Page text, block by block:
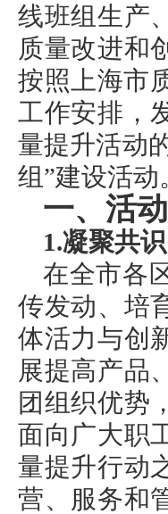
线班组生产
质量改进和
按照上海市
工作安排，
量提升活动
组”建设活
一、活
1.凝聚共
在全市各
传发动、培
体活力与创
展提高产品
团组织优势
面向广大职
量提升行动
营、服务和